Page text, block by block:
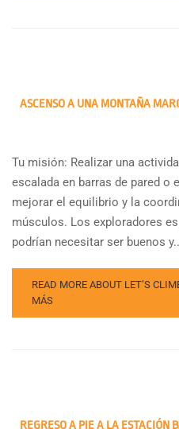
ASCENSO A UNA MONTAÑA
Tu misión: Realizar una
escalada en barras de pared o
mejorar el equilibrio y la
músculos. Los exploradores
podrían necesitar ser buenos
READ MORE ABOUT LET’S
MÁS
REGRESO A PIE A LA ESTACIÓN